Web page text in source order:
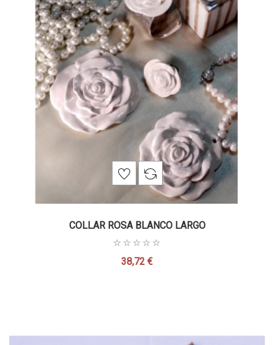
COLLAR ROSA BLANCO LARGO
Precio
38,72 €